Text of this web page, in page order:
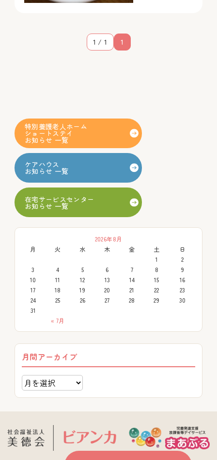
1 / 1 1
特別養護老人ホーム
ショートステイ
お知らせ 一覧
ケアハウス
お知らせ 一覧
在宅サービスセンター
お知らせ 一覧
2026年8月
月
火 水 木 金 土 日
« 7月
1
2
3
4 5 6 7 8
9
10
11 12 13 14 15
16
17
18 19 20 21 22
23
24
25 26 27 28 29
30
31
月間アーカイブ